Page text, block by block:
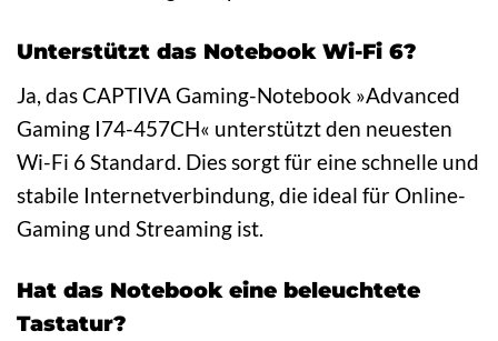
Unterstützt das Notebook Wi-Fi 6?
Ja, das CAPTIVA Gaming-Notebook »Advanced
Gaming I74-457CH« unterstützt den neuesten
Wi-Fi 6 Standard. Dies sorgt für eine schnelle und
stabile Internetverbindung, die ideal für Online-
Gaming und Streaming ist.
Hat das Notebook eine beleuchtete
Tastatur?